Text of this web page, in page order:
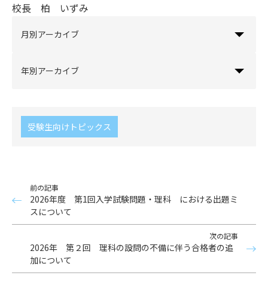
校長 柏 いずみ
月別アーカイブ
年別アーカイブ
受験生向けトピックス
前の記事
2026年度 第1回入学試験問題・理科 における出題ミ
スについて
次の記事
2026年 第２回 理科の設問の不備に伴う合格者の追
加について